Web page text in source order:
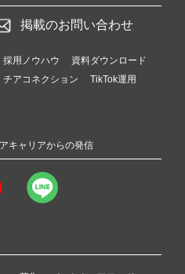
掲載のお問い合わせ
採用ノウハウ
資料ダウンロード
チアコネクション
TikTok運用
キャリアからの発信